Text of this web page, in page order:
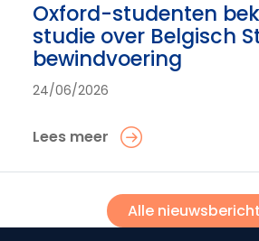
Oxford-studenten
studie over Belgisch
bewindvoering
24/06/2026
Lees meer
Alle